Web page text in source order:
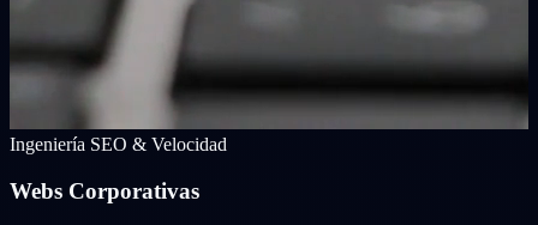
Ingeniería SEO & Velocidad
Webs Corporativas